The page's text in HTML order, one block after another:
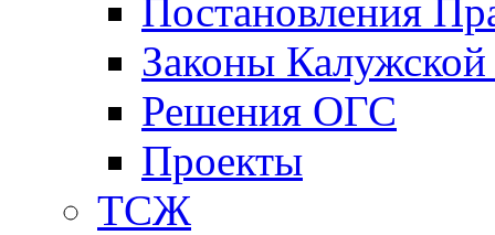
Постановления
Законы Калужской
Решения ОГС
Проекты
ТСЖ